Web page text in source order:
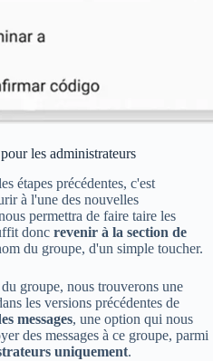
les administrateurs
étapes précédentes, c'est
à l'une des nouvelles
permettra de faire taire les
donc revenir à la section de
du groupe, d'un simple toucher.
groupe, nous trouverons une
les versions précédentes de
messages, une option qui nous
des messages à ce groupe, parmi
uniquement.